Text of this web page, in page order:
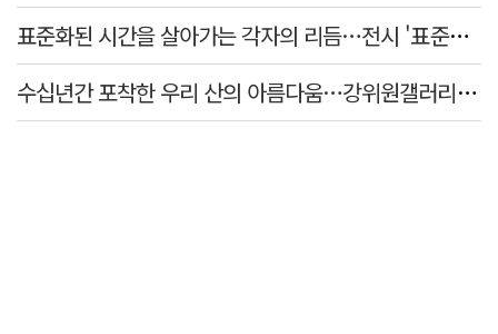
표준화된 시간을 살아가는 각자의 리듬…전시 '표준시차'
수십년간 포착한 우리 산의 아름다움…강위원갤러리 '팔공·지리展' 개최